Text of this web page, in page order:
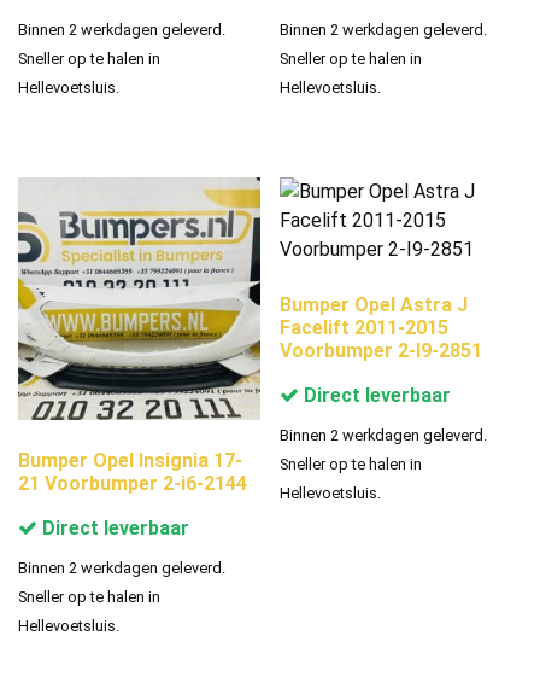
Binnen 2 werkdagen geleverd.
Sneller op te halen in
Hellevoetsluis.
Binnen 2 werkdagen geleverd.
Sneller op te halen in
Hellevoetsluis.
Bumper Opel Insignia 17-
21 Voorbumper 2-i6-2144
Direct leverbaar
Binnen 2 werkdagen geleverd.
Sneller op te halen in
Hellevoetsluis.
Bumper Opel Astra J
Facelift 2011-2015
Voorbumper 2-I9-2851
Direct leverbaar
Binnen 2 werkdagen geleverd.
Sneller op te halen in
Hellevoetsluis.